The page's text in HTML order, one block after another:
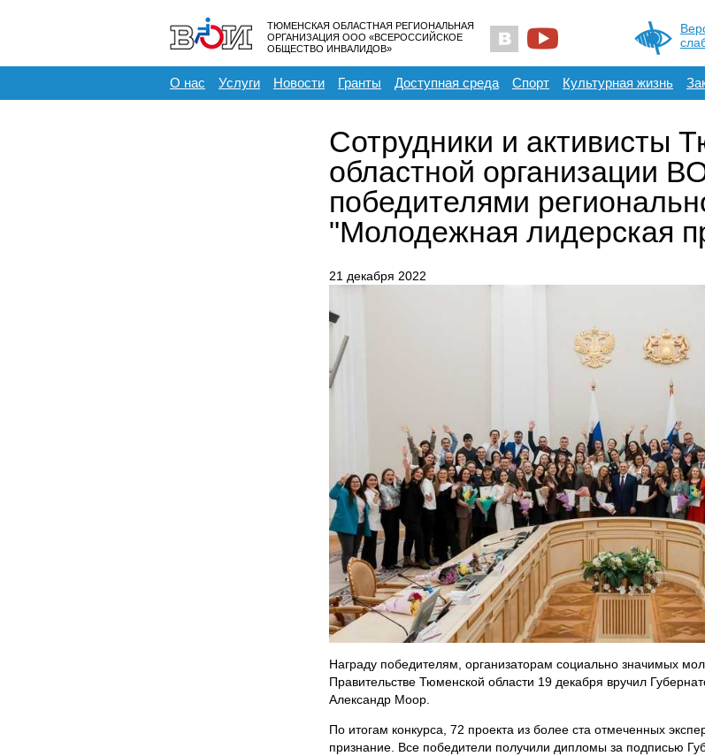
ТЮМЕНСКАЯ ОБЛАСТНАЯ РЕГИОНАЛЬНАЯ
ОРГАНИЗАЦИЯ ООО «ВСЕРОССИЙСКОЕ
ОБЩЕСТВО ИНВАЛИДОВ»
О нас Услуги Новости Гранты Доступная среда Спорт Культурная жизнь
Сотрудники и активисты
областной организации
победителями
"Молодежная лидерская
21 декабря 2022
Награду победителям, организаторам социально значимых
Правительстве Тюменской области 19 декабря вручил
Александр Моор.
По итогам конкурса, 72 проекта из более ста отмеченных
признание. Все победители получили дипломы за подписью